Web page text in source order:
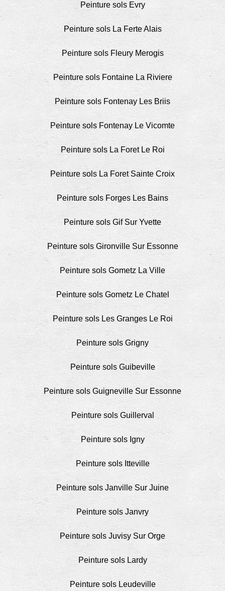
Peinture sols Evry
Peinture sols La Ferte Alais
Peinture sols Fleury Merogis
Peinture sols Fontaine La Riviere
Peinture sols Fontenay Les Briis
Peinture sols Fontenay Le Vicomte
Peinture sols La Foret Le Roi
Peinture sols La Foret Sainte Croix
Peinture sols Forges Les Bains
Peinture sols Gif Sur Yvette
Peinture sols Gironville Sur Essonne
Peinture sols Gometz La Ville
Peinture sols Gometz Le Chatel
Peinture sols Les Granges Le Roi
Peinture sols Grigny
Peinture sols Guibeville
Peinture sols Guigneville Sur Essonne
Peinture sols Guillerval
Peinture sols Igny
Peinture sols Itteville
Peinture sols Janville Sur Juine
Peinture sols Janvry
Peinture sols Juvisy Sur Orge
Peinture sols Lardy
Peinture sols Leudeville